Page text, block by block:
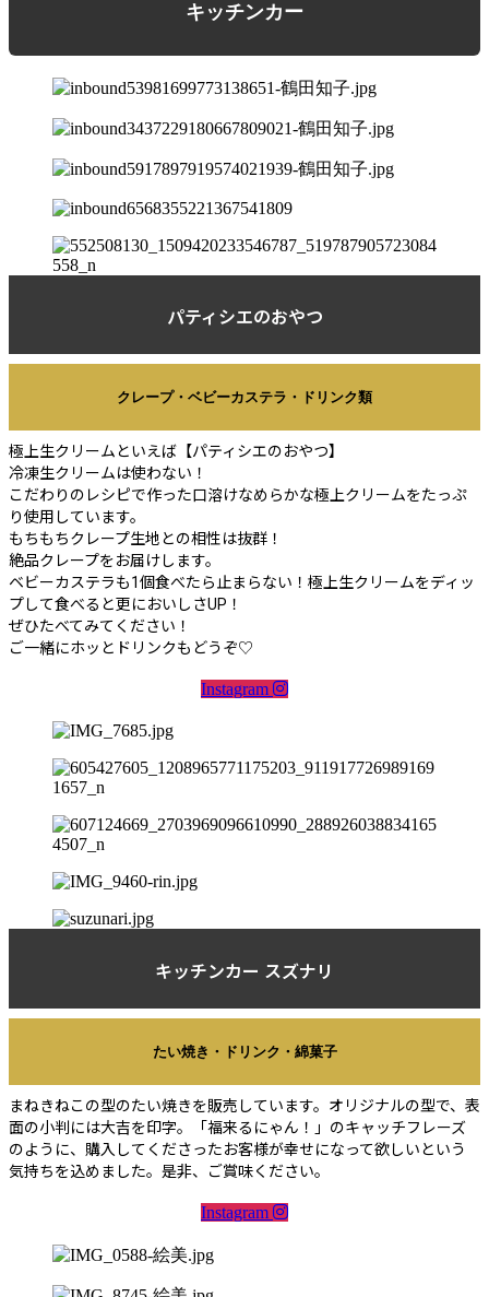
キッチンカー
パティシエのおやつ
クレープ・ベビーカステラ・ドリンク類
極上生クリームといえば【パティシエのおやつ】
冷凍生クリームは使わない！
こだわりのレシピで作った口溶けなめらかな極上クリームをたっぷ
り使用しています。
もちもちクレープ生地との相性は抜群！
絶品クレープをお届けします。
ベビーカステラも1個食べたら止まらない！極上生クリームをディッ
プして食べると更においしさUP！
ぜひたべてみてください！
ご一緒にホッとドリンクもどうぞ♡
Instagram
キッチンカー スズナリ
たい焼き・ドリンク・綿菓子
まねきねこの型のたい焼きを販売しています。オリジナルの型で、表
面の小判には大吉を印字。「福来るにゃん！」のキャッチフレーズ
のように、購入してくださったお客様が幸せになって欲しいという
気持ちを込めました。是非、ご賞味ください。
Instagram